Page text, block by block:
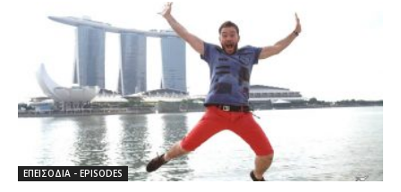
ΕΠΕΙΣΟΔΙΑ - EPISODES